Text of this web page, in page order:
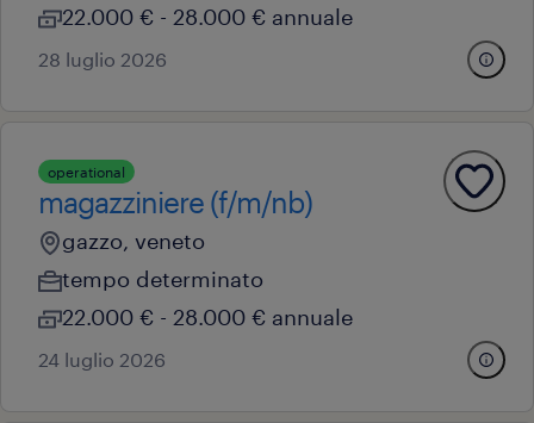
22.000 € - 28.000 € annuale
28 luglio 2026
operational
magazziniere (f/m/nb)
gazzo, veneto
tempo determinato
22.000 € - 28.000 € annuale
24 luglio 2026